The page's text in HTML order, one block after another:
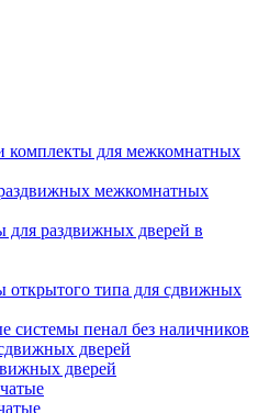
комплекты для межкомнатных
межкомнатных
раздвижных дверей в
открытого типа для сдвижных
системы пенал без наличников
дверей
дверей